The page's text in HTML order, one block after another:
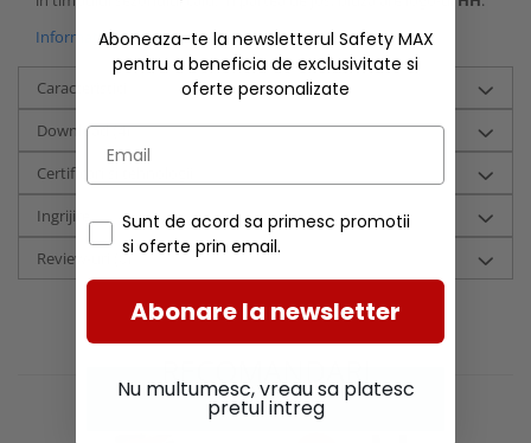
Informatii conformitate produs
Caracteristici
Download (4)
Certificari si tehnologii
Ingrijire
Review-uri
(0)
Aboneaza-te la newsletterul Safety MAX
pentru a beneficia de exclusivitate si
oferte personalizate
Sunt de acord sa primesc promotii
si oferte prin email.
Abonare la newsletter
Nu multumesc, vreau sa platesc
pretul intreg